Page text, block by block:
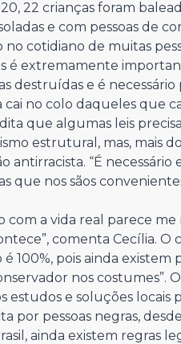
22 crianças foram
e com pessoas de
cotidiano de muitas
é extremamente
destruídas e é
cai no colo daqueles que
que algumas leis
estrutural, mas, mais
antirracista. “É necessário
que nos sãos
com a vida real parece
comenta Cecília. O
é 100%, pois ainda
nos costumes”.
estudos e soluções locais
por pessoas negras,
ainda existem regras